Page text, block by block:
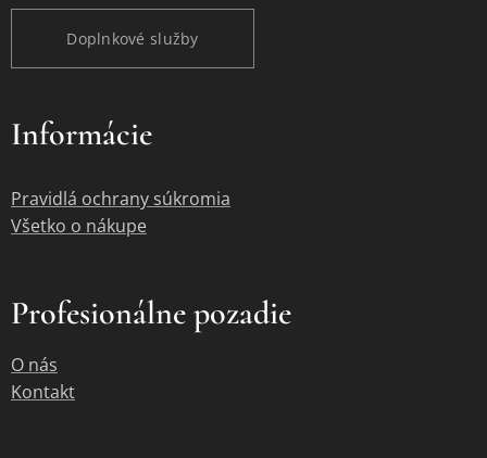
Doplnkové služby
Informácie
Pravidlá ochrany súkromia
Všetko o nákupe
Profesionálne pozadie
O nás
Kontakt